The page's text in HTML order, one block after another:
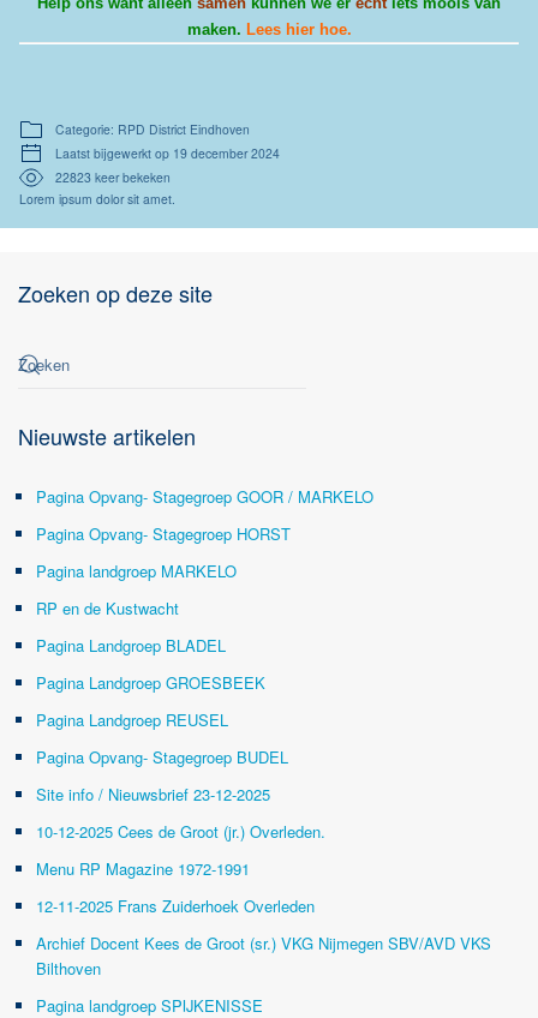
maken. Lees hier hoe.
Categorie: RPD District Eindhoven
Laatst bijgewerkt op 19 december 2024
22823 keer bekeken
Lorem ipsum dolor sit amet.
Zoeken op deze site
Nieuwste artikelen
Pagina Opvang- Stagegroep GOOR / MARKELO
Pagina Opvang- Stagegroep HORST
Pagina landgroep MARKELO
RP en de Kustwacht
Pagina Landgroep BLADEL
Pagina Landgroep GROESBEEK
Pagina Landgroep REUSEL
Pagina Opvang- Stagegroep BUDEL
Site info / Nieuwsbrief 23-12-2025
10-12-2025 Cees de Groot (jr.) Overleden.
Menu RP Magazine 1972-1991
12-11-2025 Frans Zuiderhoek Overleden
Archief Docent Kees de Groot (sr.) VKG Nijmegen SBV/AVD VKS
Bilthoven
Pagina landgroep SPIJKENISSE